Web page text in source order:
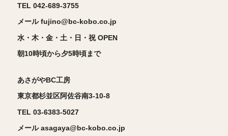
TEL 042-689-3755
メール fujino@bc-kobo.co.jp
水・木・金・土・日・祝 OPEN
朝10時頃から夕5時頃まで
あさがやBC工房
東京都杉並区阿佐谷南3-10-8
TEL 03-6383-5027
メール asagaya@bc-kobo.co.jp